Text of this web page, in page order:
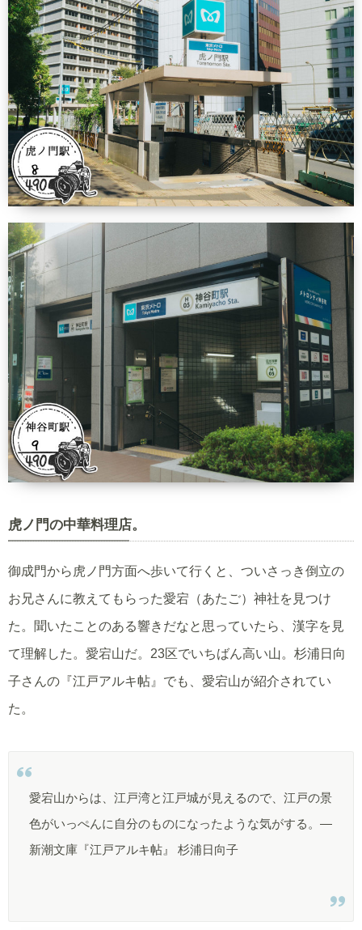
虎ノ門の中華料理店。
御成門から虎ノ門方面へ歩いて行くと、ついさっき倒立の
お兄さんに教えてもらった愛宕（あたご）神社を見つけ
た。聞いたことのある響きだなと思っていたら、漢字を見
て理解した。愛宕山だ。23区でいちばん高い山。杉浦日向
子さんの『江戸アルキ帖』でも、愛宕山が紹介されてい
た。
愛宕山からは、江戸湾と江戸城が見えるので、江戸の景
色がいっぺんに自分のものになったような気がする。—
新潮文庫『江戸アルキ帖』 杉浦日向子